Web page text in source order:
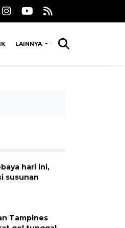
LAINNYA
hari ini,
susunan
Tampines